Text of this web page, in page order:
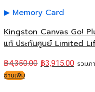
Memory Card
Kingston Canvas Go!
แท้ ประกันศูนย์ Limited
฿4,350.00 ฿3,915.00 รวมภ
อ่านเพิ่ม